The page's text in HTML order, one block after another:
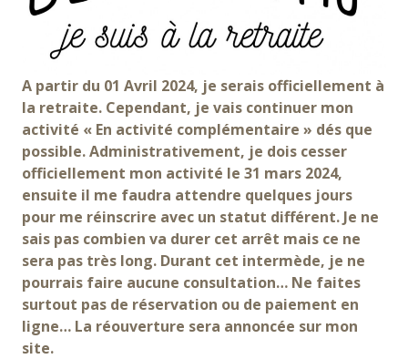
A partir du 01 Avril 2024, je serais officiellement à
la retraite. Cependant, je vais continuer mon
activité « En activité complémentaire » dés que
possible. Administrativement, je dois cesser
officiellement mon activité le 31 mars 2024,
ensuite il me faudra attendre quelques jours
pour me réinscrire avec un statut différent. Je ne
sais pas combien va durer cet arrêt mais ce ne
sera pas très long. Durant cet intermède, je ne
pourrais faire aucune consultation… Ne faites
surtout pas de réservation ou de paiement en
ligne… La réouverture sera annoncée sur mon
site.